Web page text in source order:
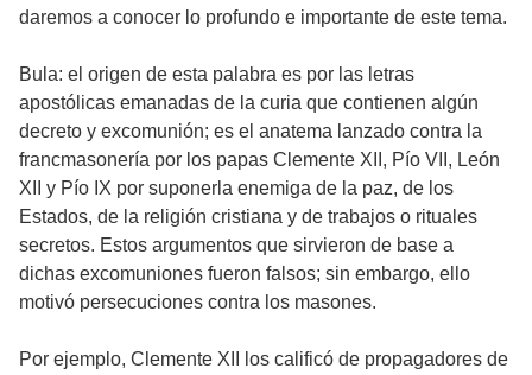
daremos a conocer lo profundo e importante de este tema.
Bula: el origen de esta palabra es por las letras
apostólicas emanadas de la curia que contienen algún
decreto y excomunión; es el anatema lanzado contra la
francmasonería por los papas Clemente XII, Pío VII, León
XII y Pío IX por suponerla enemiga de la paz, de los
Estados, de la religión cristiana y de trabajos o rituales
secretos. Estos argumentos que sirvieron de base a
dichas excomuniones fueron falsos; sin embargo, ello
motivó persecuciones contra los masones.
Por ejemplo, Clemente XII los calificó de propagadores de